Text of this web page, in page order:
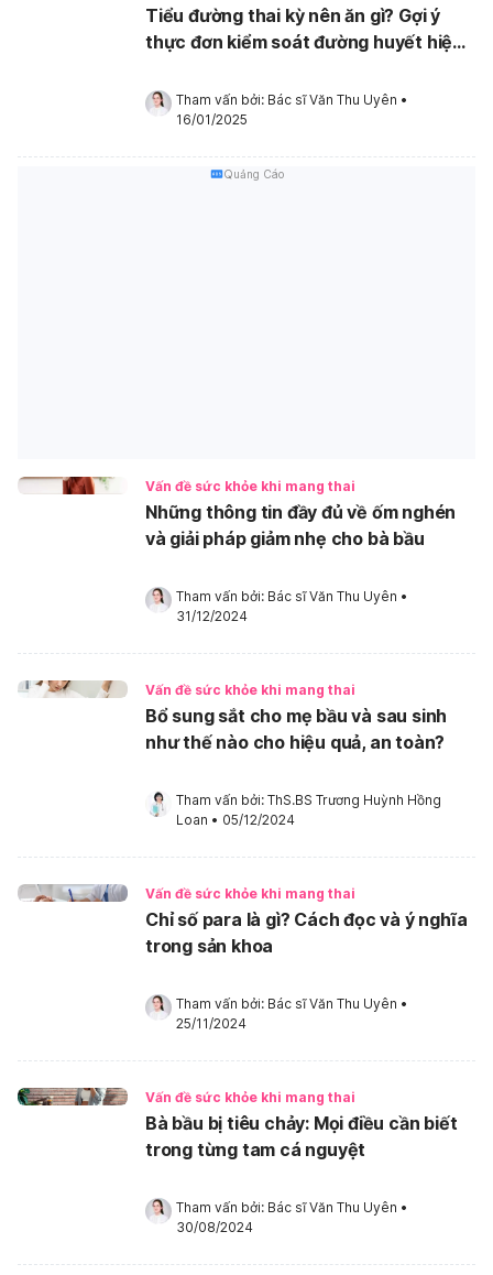
Tiểu đường thai kỳ nên ăn gì? Gợi ý
thực đơn kiểm soát đường huyết hiệu
Tham vấn bởi: Bác sĩ Văn Thu Uyên •
16/01/2025
Quảng Cáo
Vấn đề sức khỏe khi mang thai
Những thông tin đầy đủ về ốm nghén
và giải pháp giảm nhẹ cho bà bầu
Tham vấn bởi: Bác sĩ Văn Thu Uyên •
31/12/2024
Vấn đề sức khỏe khi mang thai
Bổ sung sắt cho mẹ bầu và sau sinh
như thế nào cho hiệu quả, an toàn?
Tham vấn bởi: ThS.BS Trương Huỳnh Hồng
Loan • 05/12/2024
Vấn đề sức khỏe khi mang thai
Chỉ số para là gì? Cách đọc và ý nghĩa
trong sản khoa
Tham vấn bởi: Bác sĩ Văn Thu Uyên •
25/11/2024
Vấn đề sức khỏe khi mang thai
Bà bầu bị tiêu chảy: Mọi điều cần biết
trong từng tam cá nguyệt
Tham vấn bởi: Bác sĩ Văn Thu Uyên •
30/08/2024